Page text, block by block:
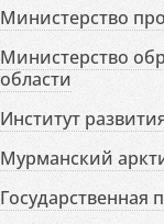
Министерство
Министерство
области
Институт
Мурманский
Государственная